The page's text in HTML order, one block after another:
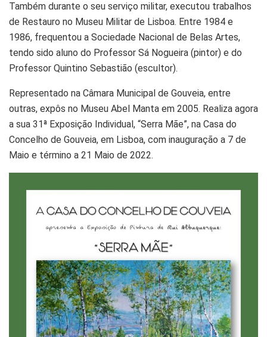
Também durante o seu serviço militar, executou trabalhos
de Restauro no Museu Militar de Lisboa. Entre 1984 e
1986, frequentou a Sociedade Nacional de Belas Artes,
tendo sido aluno do Professor Sá Nogueira (pintor) e do
Professor Quintino Sebastião (escultor).
Representado na Câmara Municipal de Gouveia, entre
outras, expôs no Museu Abel Manta em 2005. Realiza agora
a sua 31ª Exposição Individual, “Serra Mãe”, na Casa do
Concelho de Gouveia, em Lisboa, com inauguração a 7 de
Maio e término a 21 Maio de 2022.